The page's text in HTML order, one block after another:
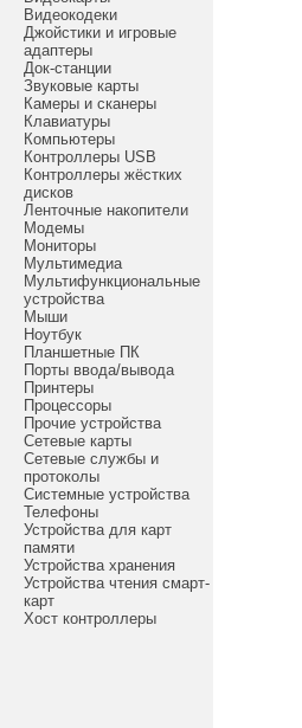
Видеокодеки
Джойстики и игровые
адаптеры
Док-станции
Звуковые карты
Камеры и сканеры
Клавиатуры
Компьютеры
Контроллеры USB
Контроллеры жёстких
дисков
Ленточные накопители
Модемы
Мониторы
Мультимедиа
Мультифункциональные
устройства
Мыши
Ноутбук
Планшетные ПК
Порты ввода/вывода
Принтеры
Процессоры
Прочие устройства
Сетевые карты
Сетевые службы и
протоколы
Системные устройства
Телефоны
Устройства для карт
памяти
Устройства хранения
Устройства чтения смарт-
карт
Хост контроллеры